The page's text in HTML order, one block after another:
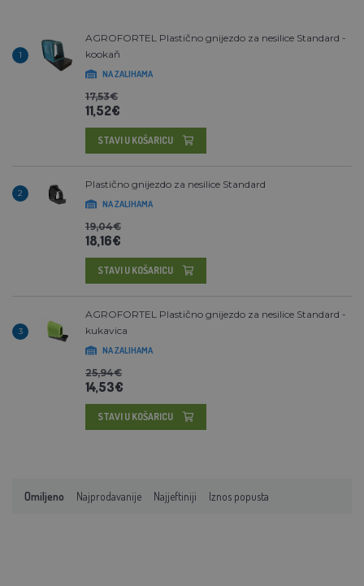
1
AGROFORTEL Plastično gnijezdo za nesilice Standard -
kookaň
NA ZALIHAMA
17,53€
11,52€
STAVI U KOŠARICU
2
Plastično gnijezdo za nesilice Standard
NA ZALIHAMA
19,04€
18,16€
STAVI U KOŠARICU
3
AGROFORTEL Plastično gnijezdo za nesilice Standard -
kukavica
NA ZALIHAMA
25,94€
14,53€
STAVI U KOŠARICU
Omiljeno Najprodavanije Najjeftiniji Iznos popusta